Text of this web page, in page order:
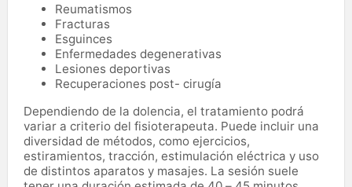
Reumatismos
Fracturas
Esguinces
Enfermedades degenerativas
Lesiones deportivas
Recuperaciones post- cirugía
Dependiendo de la dolencia, el tratamiento podrá
variar a criterio del fisioterapeuta. Puede incluir una
diversidad de métodos, como ejercicios,
estiramientos, tracción, estimulación eléctrica y uso
de distintos aparatos y masajes. La sesión suele